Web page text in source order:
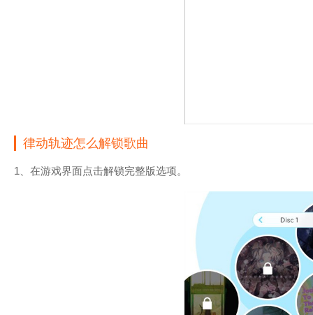
律动轨迹怎么解锁歌曲
1、在游戏界面点击解锁完整版选项。